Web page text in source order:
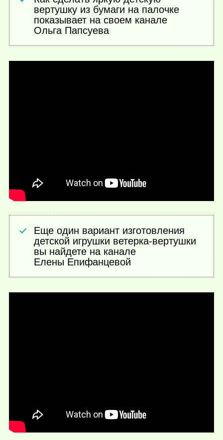
вертушку из бумаги на палочке
показывает на своем канале
Ольга Папсуева
Еще один вариант изготовления
детской игрушки ветерка-вертушки
вы найдете на канале
Елены Епифанцевой